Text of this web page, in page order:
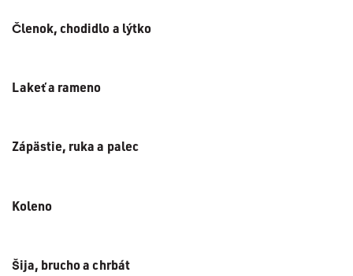
Členok, chodidlo a lýtko
Lakeť a rameno
Zápästie, ruka a palec
Koleno
Šija, brucho a chrbát